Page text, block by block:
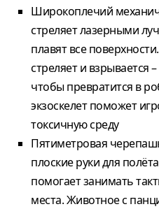
Широкоплечий
стреляет лазерными
плавят все
стреляет и взрывается
чтобы превратится в
экзоскелет поможет
токсичную среду
Пятиметровая
плоские руки для
помогает занимать
места. Животное с